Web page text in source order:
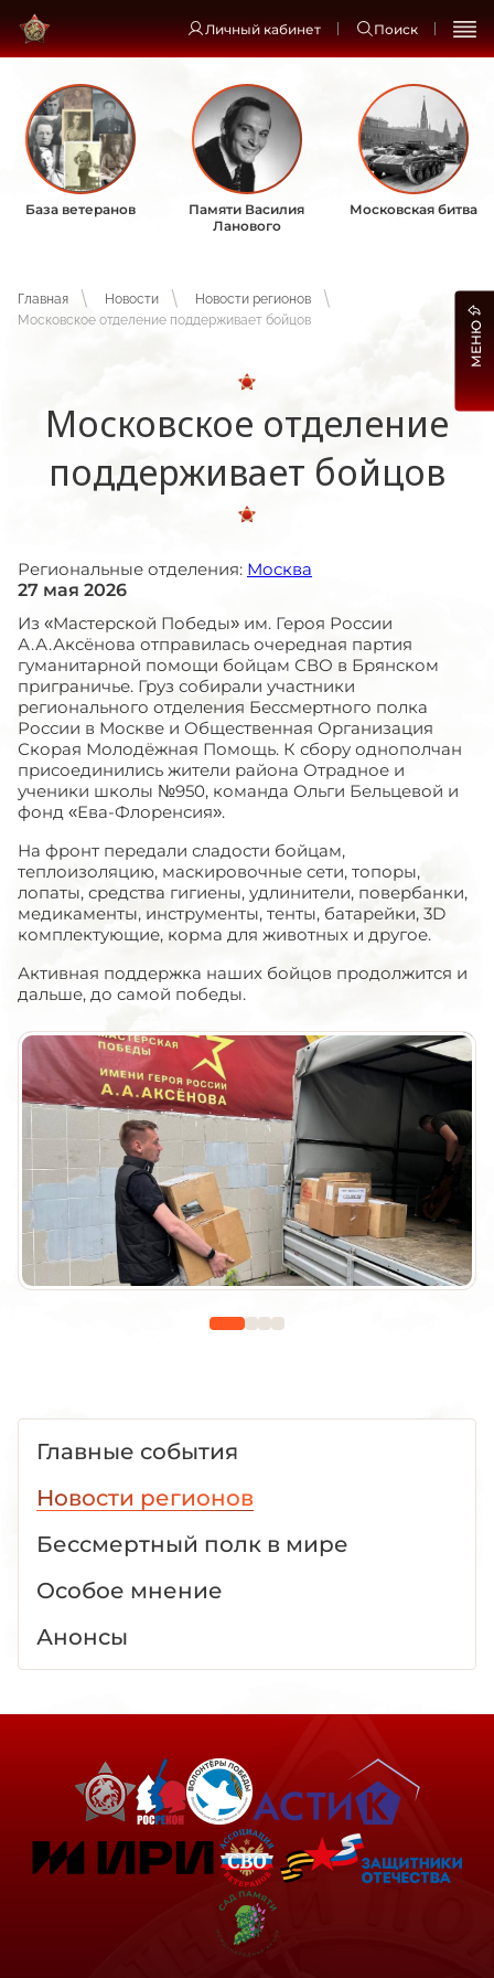
Личный кабинет Поиск
База ветеранов
Памяти Василия
Ланового
Московская битва
Главная Новости
Новости регионов
Московское отделение поддерживает бойцов
Московское отделение
поддерживает бойцов
Региональные отделения: Москва
27 мая 2026
Из «Мастерской Победы» им. Героя России
А.А.Аксёнова отправилась очередная партия
гуманитарной помощи бойцам СВО в Брянском
приграничье. Груз собирали участники
регионального отделения Бессмертного полка
России в Москве и Общественная Организация
Скорая Молодёжная Помощь. К сбору однополчан
присоединились жители района Отрадное и
ученики школы №950, команда Ольги Бельцевой и
фонд «Ева-Флоренсия».
На фронт передали сладости бойцам,
теплоизоляцию, маскировочные сети, топоры,
лопаты, средства гигиены, удлинители, повербанки,
медикаменты, инструменты, тенты, батарейки, 3D
комплектующие, корма для животных и другое.
Активная поддержка наших бойцов продолжится и
дальше, до самой победы.
Главные события
Новости регионов
Бессмертный полк в мире
Особое мнение
Анонсы
МЕНЮ